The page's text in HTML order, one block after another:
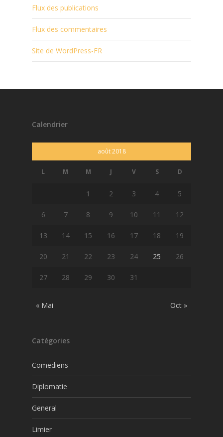
Flux des publications
Flux des commentaires
Site de WordPress-FR
Calendrier
août 2018
L M M J V S D
1 2 3 4 5
6 7 8 9 10 11 12
13 14 15 16 17 18 19
20 21 22 23 24 25 26
27 28 29 30 31
« Mai Oct »
Catégories
Comediens
Diplomatie
General
Limier